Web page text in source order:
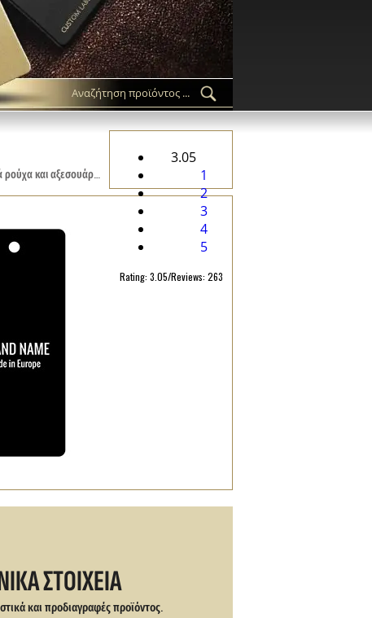
3.05
1
2
3
4
5
Rating: 3.05/Reviews: 263
ΣΤΟΙΧΕΙΑ
και προδιαγραφές προϊόντος.